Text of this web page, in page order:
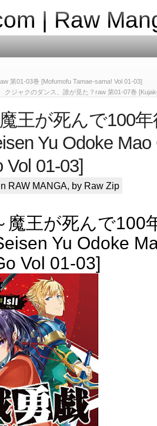
| Raw
第01-03巻 [Mofumofu Tamae-sama! Vol 01-03]
クジャクのダンス、誰が見た？raw 第01-07巻
王が死んで100
Yu Odoke
Vol 01-03]
RAW MANGA, by Raw Zip
魔王が死んで100
Yu Odoke
Vol 01-03]